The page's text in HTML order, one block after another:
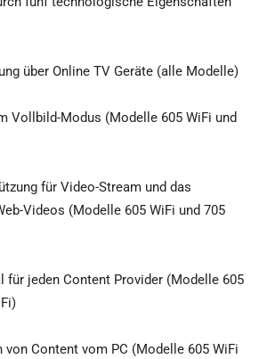
über Online TV Geräte (alle Modelle)
Vollbild-Modus (Modelle 605 WiFi und
für Video-Stream und das
Videos (Modelle 605 WiFi und 705
für jeden Content Provider (Modelle 605
von Content vom PC (Modelle 605 WiFi